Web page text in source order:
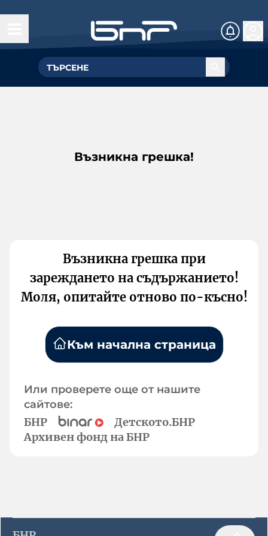
Възникна грешка!
Възникна грешка при
зареждането на съдържанието!
Моля, опитайте отново по-късно!
Към начална страница
Или проверете още от нашите
сайтове:
БНР
Детското.БНР
Архивен фонд на БНР